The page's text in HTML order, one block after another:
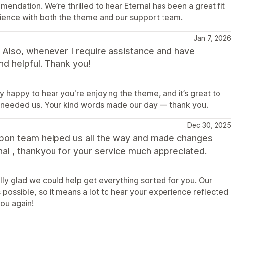
We’re thrilled to hear Eternal has been a great fit
with both the theme and our support team.
Jan 7, 2026
whenever I require assistance and have
helpful. Thank you!
to hear you're enjoying the theme, and it’s great to
us. Your kind words made our day — thank you.
Dec 30, 2025
team helped us all the way and made changes
, thankyou for your service much appreciated.
glad we could help get everything sorted for you. Our
so it means a lot to hear your experience reflected
again!